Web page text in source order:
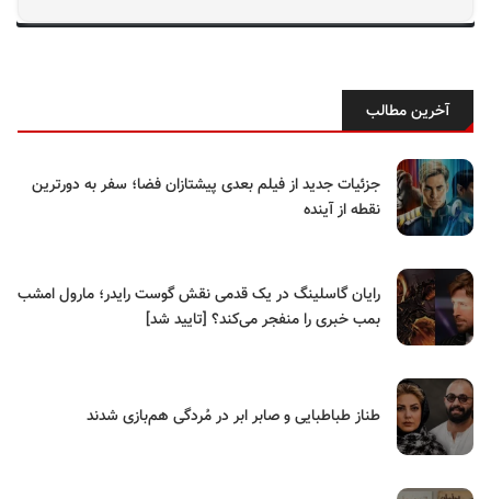
آخرین مطالب
جزئیات جدید از فیلم بعدی پیشتازان فضا؛ سفر به دورترین
نقطه از آینده
رایان گاسلینگ در یک قدمی نقش گوست رایدر؛ مارول امشب
بمب خبری را منفجر می‌کند؟ [تایید شد]
طناز طباطبایی و صابر ابر در مُردگی هم‌بازی شدند